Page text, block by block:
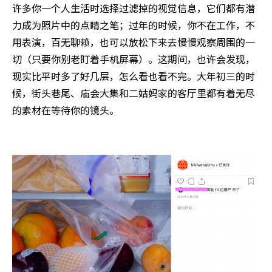
许多你一个人生活时选择过滤掉的视觉信息，它们都有潜
力成为照片中的点睛之笔；过年的时候，你不在工作，不
用表演，百无聊赖，也可以放松下来去慢慢观察周围的一
切（只要你别老盯着手机屏幕）。这期间，也许会发现，
现实比平时多了好几层，怎么看也看不完。大年初三的时
候，街头巷尾、庙会大集和二姑妈家的客厅里都有着无尽
的素材在等待你的镜头。